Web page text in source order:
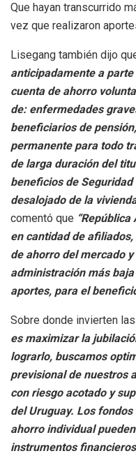
Que hayan transcurrido
vez que realizaron
Lisegang también dijo
anticipadamente a
cuenta de ahorro
de: enfermedades
beneficiarios de
permanente para todo
de larga duración del
beneficiosde
desalojado de la
comentó que
en cantidad de
de ahorro del mercado
administración más
aportes, para el
Sobre donde invierten
es maximizar la
lograrlo, buscamos
previsional de nuestros
con riesgo acotado y
del Uruguay. Los
ahorro individual
instrumentos